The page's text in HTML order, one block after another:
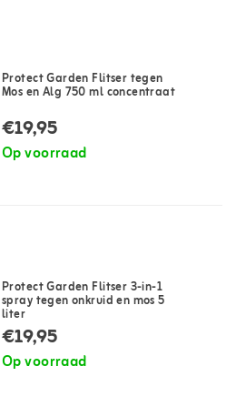
Protect Garden Flitser tegen
Mos en Alg 750 ml concentraat
€19,95
Op voorraad
Protect Garden Flitser 3-in-1
spray tegen onkruid en mos 5
liter
€19,95
Op voorraad